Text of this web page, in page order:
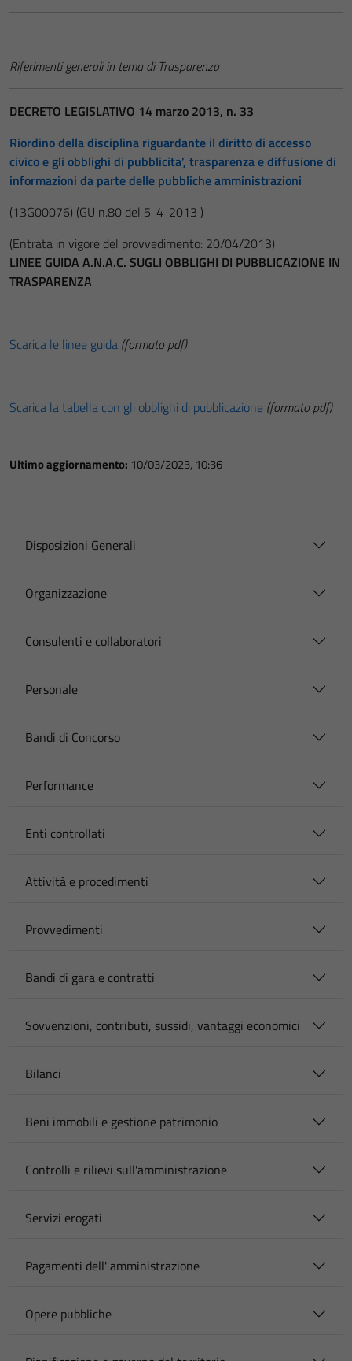
Riferimenti generali in tema di Trasparenza
DECRETO LEGISLATIVO 14 marzo 2013, n. 33
Riordino della disciplina riguardante il diritto di accesso
civico e gli obblighi di pubblicita’, trasparenza e diffusione di
informazioni da parte delle pubbliche amministrazioni
(13G00076) (GU n.80 del 5-4-2013 )
(Entrata in vigore del provvedimento: 20/04/2013)
LINEE GUIDA A.N.A.C. SUGLI OBBLIGHI DI PUBBLICAZIONE IN
TRASPARENZA
Scarica le linee guida (formato pdf)
Scarica la tabella con gli obblighi di pubblicazione (formato pdf)
Ultimo aggiornamento: 10/03/2023, 10:36
Disposizioni Generali
Organizzazione
Consulenti e collaboratori
Personale
Bandi di Concorso
Performance
Enti controllati
Attività e procedimenti
Provvedimenti
Bandi di gara e contratti
Sovvenzioni, contributi, sussidi, vantaggi economici
Bilanci
Beni immobili e gestione patrimonio
Controlli e rilievi sull'amministrazione
Servizi erogati
Pagamenti dell' amministrazione
Opere pubbliche